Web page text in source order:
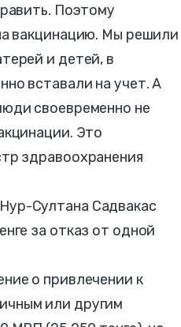
Поэтому
вакцинацию. Мы решили
и детей, в
вставали на учет. А
своевременно не
Это
здравоохранения
Султана Садвакас
за отказ от одной
о привлечении к
или другим